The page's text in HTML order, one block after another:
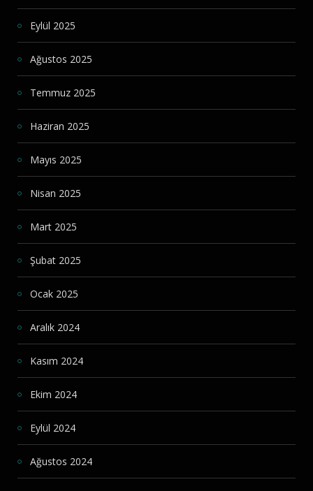
Eylül 2025
Ağustos 2025
Temmuz 2025
Haziran 2025
Mayıs 2025
Nisan 2025
Mart 2025
Şubat 2025
Ocak 2025
Aralık 2024
Kasım 2024
Ekim 2024
Eylül 2024
Ağustos 2024